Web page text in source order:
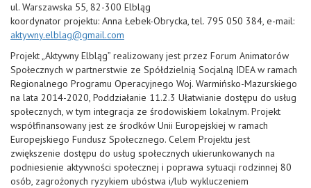
ul. Warszawska 55, 82-300 Elbląg
koordynator projektu: Anna Łebek-Obrycka, tel. 795 050 384, e-mail:
aktywny.elblag@gmail.com
Projekt „Aktywny Elbląg” realizowany jest przez Forum Animatorów
Społecznych w partnerstwie ze Spółdzielnią Socjalną IDEA w ramach
Regionalnego Programu Operacyjnego Woj. Warmińsko-Mazurskiego
na lata 2014-2020, Poddziałanie 11.2.3 Ułatwianie dostępu do usług
społecznych, w tym integracja ze środowiskiem lokalnym. Projekt
współfinansowany jest ze środków Unii Europejskiej w ramach
Europejskiego Fundusz Społecznego. Celem Projektu jest
zwiększenie dostępu do usług społecznych ukierunkowanych na
podniesienie aktywności społecznej i poprawa sytuacji rodzinnej 80
osób, zagrożonych ryzykiem ubóstwa i/lub wykluczeniem